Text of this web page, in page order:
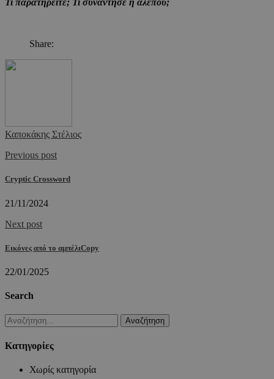
Τι παρατηρείτε; Τι συνάντησε η αλεπού;
Share:
Καποκάκης Στέλιος
Previous post
Cryptic Crossword
21/11/2024
Next post
Εικόνες από το αμπέλιCopy
22/01/2025
Search
Αναζήτηση
για:
Kατηγορίες
Χωρίς κατηγορία